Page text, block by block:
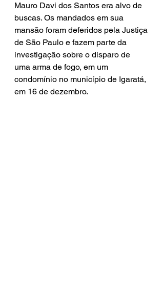
Mauro Davi dos Santos era alvo de
buscas. Os mandados em sua
mansão foram deferidos pela Justiça
de São Paulo e fazem parte da
investigação sobre o disparo de
uma arma de fogo, em um
condomínio no município de Igaratá,
em 16 de dezembro.